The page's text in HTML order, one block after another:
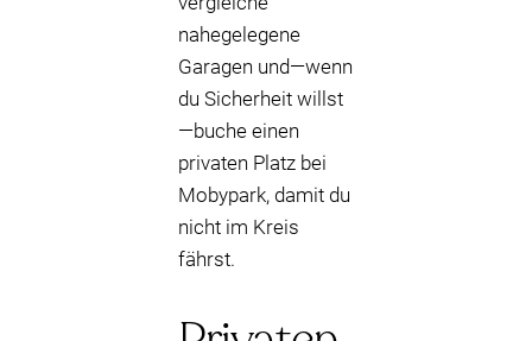
nahegelegene
Garagen und—wenn
du Sicherheit willst
—buche einen
privaten Platz bei
Mobypark, damit du
nicht im Kreis
fährst.